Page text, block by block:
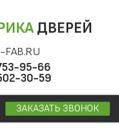
ДВЕРЕЙ
95-66
30-59
ЗАКАЗАТЬ ЗВОНОК